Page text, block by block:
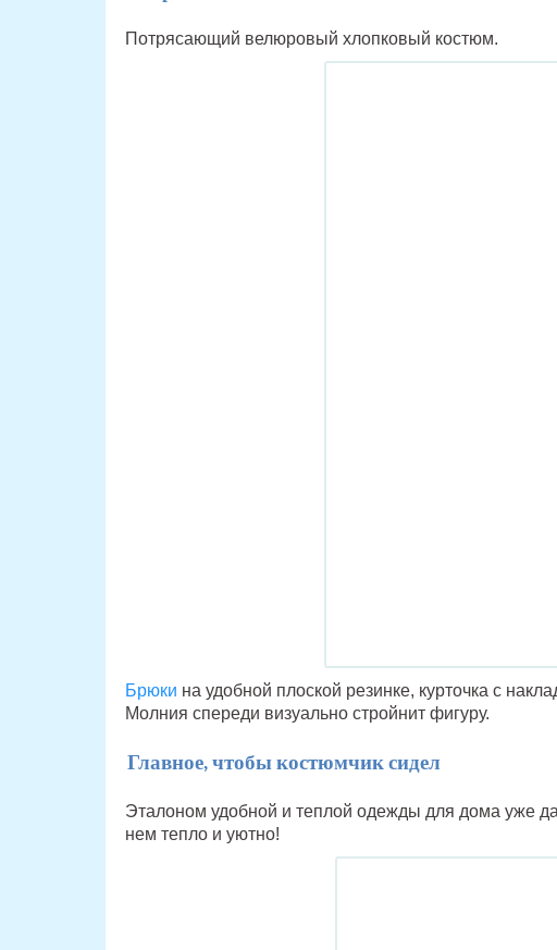
Потрясающий велюровый хлопковый костюм.
Брюки на удобной плоской резинке, курточка с
Молния спереди визуально стройнит фигуру.
Главное, чтобы костюмчик сидел
Эталоном удобной и теплой одежды для дома уже
нем тепло и уютно!